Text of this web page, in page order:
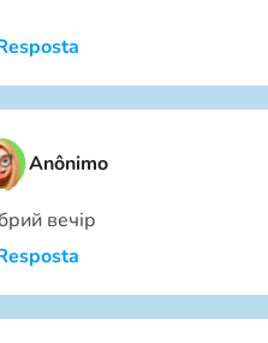
Eu sou um garoto
Cancelar
Anônimo
вечір
Eu sou um garoto